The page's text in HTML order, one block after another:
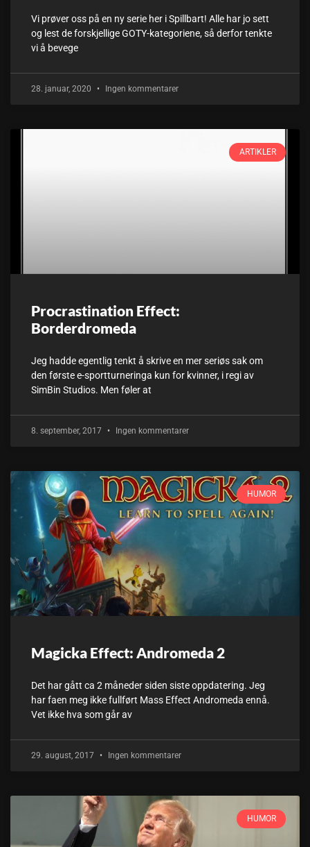
Vi prøver oss på en ny serie her i Spillbart! Alle har jo sett
og lest de forskjellige GOTY-kategoriene, så derfor tenkte
vi å bevege
28. januar, 2020 Ingen kommentarer
ARTIKLER
Procrastination Effect:
Borderdromeda
Jeg hadde egentlig tenkt å skrive en mer seriøs sak om
den første e-sportturneringa kun for kvinner, i regi av
SimBin Studios. Men føler at
8. september, 2017 Ingen kommentarer
HUMOR
Magicka Effect: Andromeda 2
Det har gått ca 2 måneder siden siste oppdatering. Jeg
har faen meg ikke fullført Mass Effect Andromeda ennå.
Vet ikke hva som går av
29. august, 2017 Ingen kommentarer
HUMOR